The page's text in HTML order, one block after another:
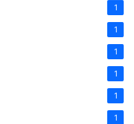
1
1
1
1
1
1